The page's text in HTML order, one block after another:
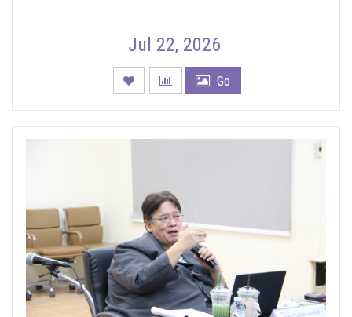
Jul 22, 2026
Go